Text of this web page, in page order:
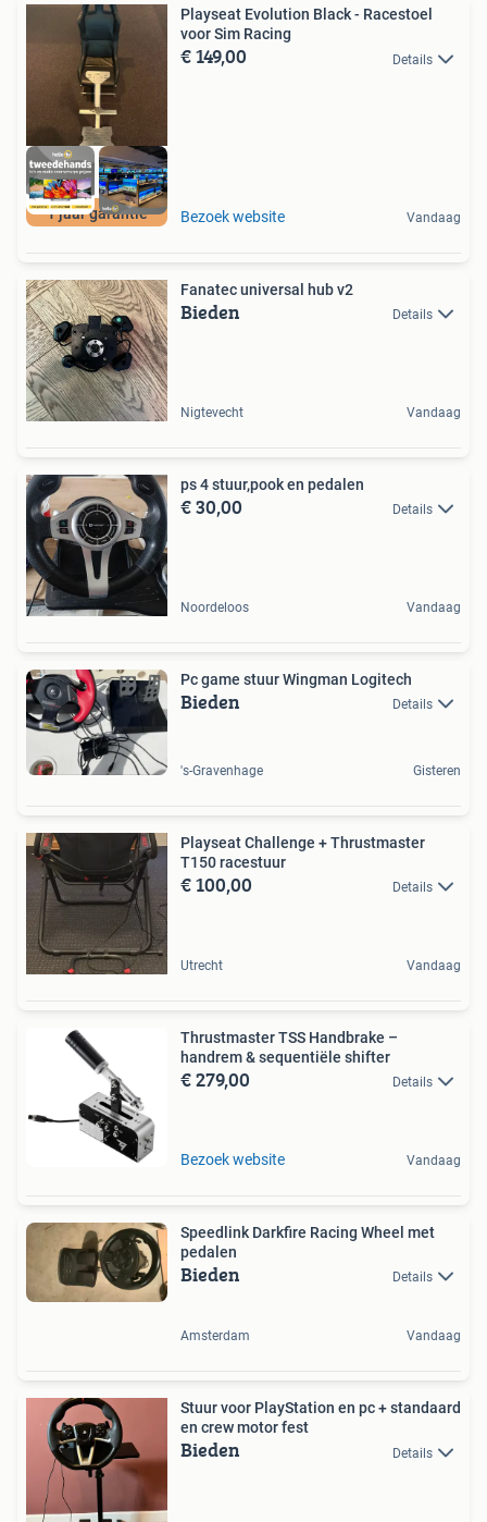
1 jaar garantie
Playseat Evolution Black - Racestoel
voor Sim Racing
€ 149,00 Details
Bezoek website Vandaag
Fanatec universal hub v2
Bieden Details
Nigtevecht Vandaag
ps 4 stuur,pook en pedalen
€ 30,00 Details
Noordeloos Vandaag
Pc game stuur Wingman Logitech
Bieden Details
's-Gravenhage Gisteren
Playseat Challenge + Thrustmaster
T150 racestuur
€ 100,00 Details
Utrecht Vandaag
Thrustmaster TSS Handbrake –
handrem & sequentiële shifter
€ 279,00 Details
Bezoek website Vandaag
Speedlink Darkfire Racing Wheel met
pedalen
Bieden Details
Amsterdam Vandaag
Stuur voor PlayStation en pc + standaard
en crew motor fest
Bieden Details